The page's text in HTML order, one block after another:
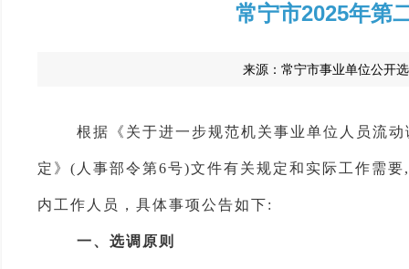
常宁市2025年第
来源： 常宁市事业单位公开
根据《关于进一步规范机关事业单位人员流
定》(人事部令第6号)文件有关规定和实际工作需
内工作人员 ， 具体事项公告如下:
一、 选调原则